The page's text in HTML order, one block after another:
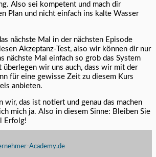
Also sei kompetent und mach dir
Plan und nicht einfach ins kalte Wasser
nächste Mal in der nächsten Episode
Akzeptanz-Test, also wir können dir nur
nächste Mal einfach so grob das System
wir uns auch, dass wir mit der
für eine gewisse Zeit zu diesem Kurs
anbieten.
wir, das ist notiert und genau das machen
mich ja. Also in diesem Sinne: Bleiben Sie
Erfolg!
Academy.de